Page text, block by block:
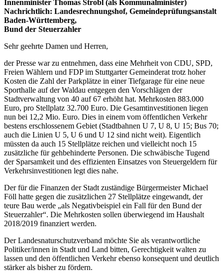
Innenminister Thomas Strobl (als Kommunalminister)
Nachrichtlich: Landesrechnungshof, Gemeindeprüfungsanstalt
Baden-Württemberg,
Bund der Steuerzahler
Sehr geehrte Damen und Herren,
der Presse war zu entnehmen, dass eine Mehrheit von CDU, SPD,
Freien Wählern und FDP im Stuttgarter Gemeinderat trotz hoher
Kosten die Zahl der Parkplätze in einer Tiefgarage für eine neue
Sporthalle auf der Waldau entgegen den Vorschlägen der
Stadtverwaltung von 40 auf 67 erhöht hat. Mehrkosten 883.000
Euro, pro Stellplatz 32.700 Euro. Die Gesamtinvestitionen liegen
nun bei 12,2 Mio. Euro. Dies in einem vom öffentlichen Verkehr
bestens erschlossenem Gebiet (Stadtbahnen U 7, U 8, U 15; Bus 70;
auch die Linien U 5, U 6 und U 12 sind nicht weit). Eigentlich
müssten da auch 15 Stellplätze reichen und vielleicht noch 15
zusätzliche für gehbehinderte Personen. Die schwäbische Tugend
der Sparsamkeit und des effizienten Einsatzes von Steuergeldern für
Verkehrsinvestitionen legt dies nahe.
Der für die Finanzen der Stadt zuständige Bürgermeister Michael
Föll hatte gegen die zusätzlichen 27 Stellplätze eingewandt, der
teure Bau werde „als Negativbeispiel ein Fall für den Bund der
Steuerzahler“. Die Mehrkosten sollen überwiegend im Haushalt
2018/2019 finanziert werden.
Der Landesnaturschutzverband möchte Sie als verantwortliche
Politiker/innen in Stadt und Land bitten, Gerechtigkeit walten zu
lassen und den öffentlichen Verkehr ebenso konsequent und deutlich
stärker als bisher zu fördern.